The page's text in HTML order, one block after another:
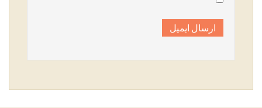
ارسال ایمیل